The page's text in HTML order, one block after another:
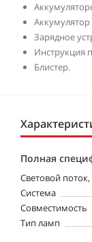
Аккумулятор
Зарядное
Инструкция
Блистер.
Полная
Световой
Система
Совместимость
Тип ламп